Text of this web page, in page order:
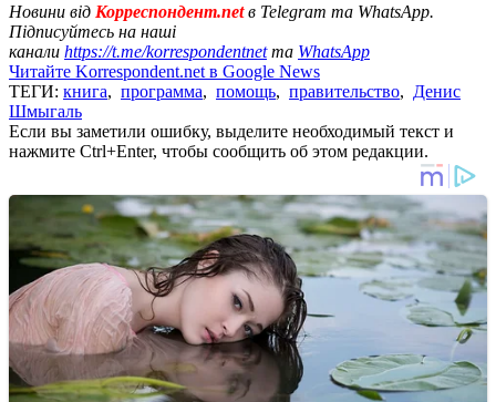
Новини від Корреспондент.netв Telegram та WhatsApp.
Підписуйтесь на наші
канали https://t.me/korrespondentnetта WhatsApp
Читайте Korrespondent.net в Google News
ТЕГИ: книга, программа, помощь, правительство, Денис
Шмыгаль
Если вы заметили ошибку, выделите необходимый текст и
нажмите Ctrl+Enter, чтобы сообщить об этом редакции.